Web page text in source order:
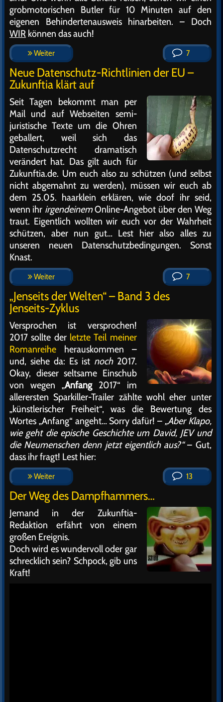
grobmotorischen Butler für 10 Minuten auf den
eigenen Behindertenausweis hinarbeiten. – Doch
WIR können das auch!
Weiter 7
Neue Datenschutz-Richtlinien der EU –
Zukunftia klärt auf
Seit Tagen bekommt man per
Mail und auf Webseiten semi-
juristische Texte um die Ohren
geballert, weil sich das
Datenschutzrecht dramatisch
verändert hat. Das gilt auch für
Zukunftia.de. Um euch also zu schützen (und selbst
nicht abgemahnt zu werden), müssen wir euch ab
dem 25.05. haarklein erklären, wie doof ihr seid,
wenn ihr irgendeinemOnline-Angebot über den Weg
traut. Eigentlich wollten wir euch vor der Wahrheit
schützen, aber nun gut… Lest hier also alles zu
unseren neuen Datenschutzbedingungen. Sonst
Knast.
Weiter 7
„Jenseits der Welten“ – Band 3 des
Jenseits-Zyklus
Versprochen ist versprochen!
2017 sollte der letzte Teil meiner
Romanreihe herauskommen –
und, siehe da: Es ist noch2017.
Okay, dieser seltsame Einschub
von wegen „Anfang2017“ im
allerersten Sparkiller-Trailer zählte wohl eher unter
„künstlerischer Freiheit“, was die Bewertung des
Wortes „Anfang“ angeht… Sorry dafür! – „Aber Klapo,
wie geht die epische Geschichte um David, JEV und
die Neumenschen denn jetzt eigentlich aus?“– Gut,
dass ihr fragt! Lest hier:
Weiter 13
Der Weg des Dampfhammers…
Jemand in der Zukunftia-
Redaktion erfährt von einem
großen Ereignis.
Doch wird es wundervoll oder gar
schrecklich sein? Schpock, gib uns
Kraft!